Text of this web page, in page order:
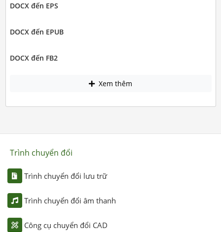
DOCX đến EPS
DOCX đến EPUB
DOCX đến FB2
Xem thêm
Trình chuyển đổi
Trình chuyển đổi lưu trữ
Trình chuyển đổi âm thanh
Công cụ chuyển đổi CAD